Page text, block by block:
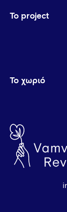
Το project
Το χωριό